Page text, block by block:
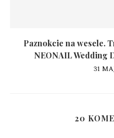
Paznokcie na wesele.
NEONAIL Wedding
31
20